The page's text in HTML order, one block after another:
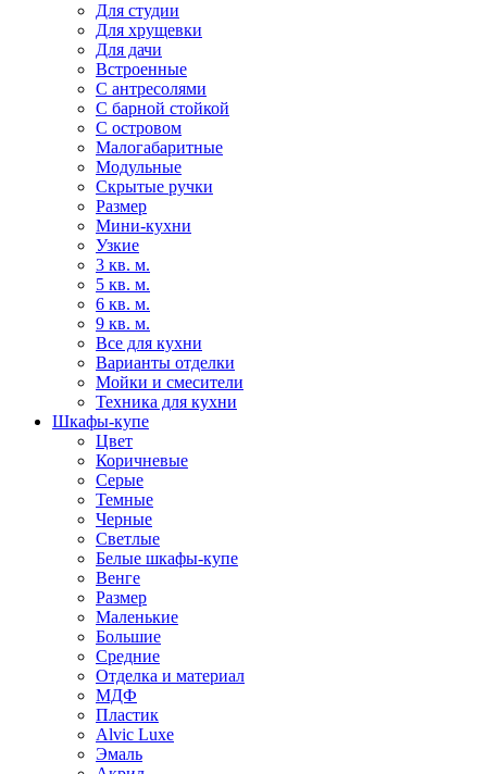
Для студии
Для хрущевки
Для дачи
Встроенные
С антресолями
С барной стойкой
С островом
Малогабаритные
Модульные
Скрытые ручки
Размер
Мини-кухни
Узкие
3 кв. м.
5 кв. м.
6 кв. м.
9 кв. м.
Все для кухни
Варианты отделки
Мойки и смесители
Техника для кухни
Шкафы-купе
Цвет
Коричневые
Серые
Темные
Черные
Светлые
Белые шкафы-купе
Венге
Размер
Маленькие
Большие
Средние
Отделка и материал
МДФ
Пластик
Alvic Luxe
Эмаль